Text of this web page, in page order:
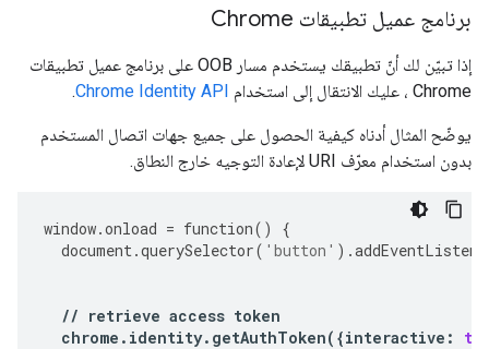
برنامج عميل تطبيقات Chrome
إذا تبيّن لك أنّ تطبيقك يستخدم مسار OOB على برنامج عميل تطبيقات
Chrome ، عليك الانتقال إلى استخدام
Chrome Identity API
.
يوضّح المثال أدناه كيفية الحصول على جميع جهات اتصال المستخدم
بدون استخدام معرّف URI لإعادة التوجيه خارج النطاق.
window.onload = function()
{
document.querySelector( 'button' ) .
// retrieve access token
chrome . identity. getAuthToken({interactive :